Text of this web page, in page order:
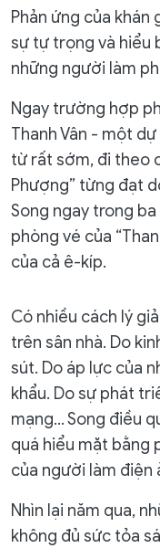
Phản ứng của
sự tự trọng và hiểu
những người làm
Ngay trường hợp
Thanh Vân - một
từ rất sớm, đi theo
Phượng” từng đạt
Song ngay trong
phòng vé của
của cả ê-kíp.
Có nhiều cách lý
trên sân nhà. Do
sút. Do áp lực của
khẩu. Do sự phát
mạng… Song điều
quá hiểu mặt bằng
của người làm điện
Nhìn lại năm qua,
không đủ sức tỏa